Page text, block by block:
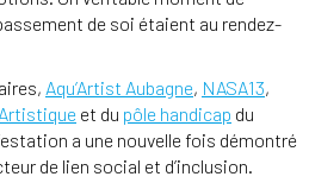
de soi étaient au rendez-
Aqu’Artist Aubagne, NASA13,
et du pôle handicap du
a une nouvelle fois démontré
de lien social et d’inclusion.